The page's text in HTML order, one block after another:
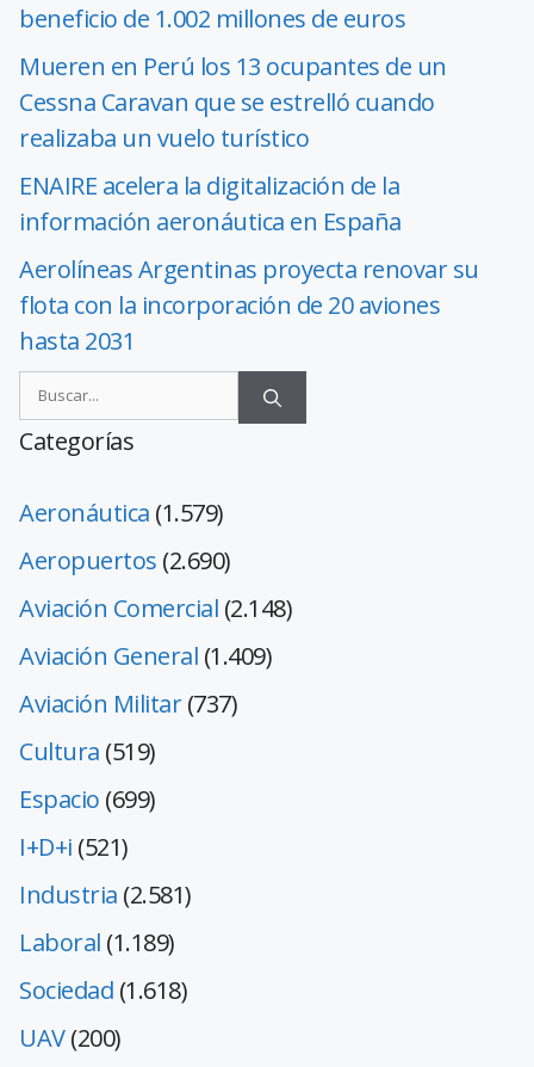
beneficio de 1.002 millones de euros
Mueren en Perú los 13 ocupantes de un
Cessna Caravan que se estrelló cuando
realizaba un vuelo turístico
ENAIRE acelera la digitalización de la
información aeronáutica en España
Aerolíneas Argentinas proyecta renovar su
flota con la incorporación de 20 aviones
hasta 2031
Categorías
Aeronáutica (1.579)
Aeropuertos (2.690)
Aviación Comercial (2.148)
Aviación General (1.409)
Aviación Militar(737)
Cultura (519)
Espacio (699)
I+D+i (521)
Industria (2.581)
Laboral (1.189)
Sociedad (1.618)
UAV(200)